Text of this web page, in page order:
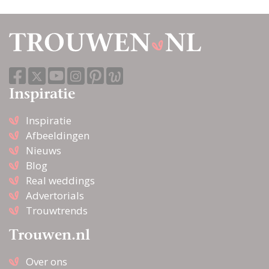
Verrassende ideeën voor
huwelijkscadeau
Inspiratie
Inspiratie
Afbeeldingen
Nieuws
Blog
Real weddings
Advertorials
Trouwtrends
Trouwen.nl
Over ons